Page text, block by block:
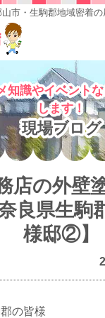
山市・生駒郡地域密着
知識やイベント
します！
現場ブログ
店の外壁
良県生駒
様邸②】
の皆様